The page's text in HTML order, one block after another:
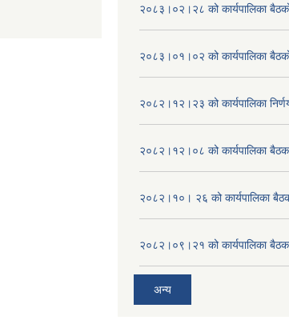
२०८३।०२।२८ को कार्यपालिका
२०८३।०१।०२ को कार्यपालिका
२०८२।१२।२३ को कार्यपालिका
२०८२।१२।०८ को कार्यपालिका बैठक
२०८२।१०। २६ को कार्यपालिका
२०८२।०९।२१ को कार्यपालिका
अन्य